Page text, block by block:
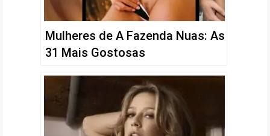
Mulheres de A Fazenda Nuas: As
31 Mais Gostosas